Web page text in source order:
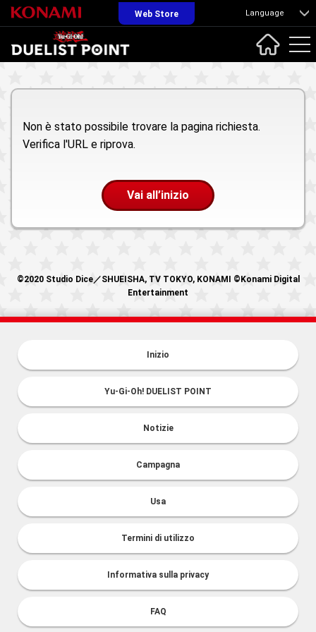
Web Store Language
Non è stato possibile trovare la pagina richiesta.
Verifica l'URL e riprova.
Vai all’inizio
©2020 Studio Dice／SHUEISHA, TV TOKYO, KONAMI ©Konami Digital
Entertainment
Inizio
Yu-Gi-Oh! DUELIST POINT
Notizie
Campagna
Usa
Termini di utilizzo
Informativa sulla privacy
FAQ